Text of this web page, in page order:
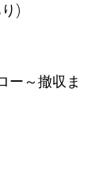
)
ー～撤収ま